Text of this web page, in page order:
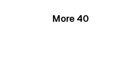
More 40